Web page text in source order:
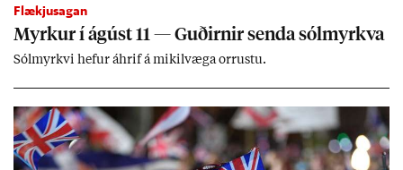
Flækjusagan
Myrk­ur í ág­úst 11 — Guð­irn­ir senda sól­myrkva
Sól­myrkvi hef­ur áhrif á mik­il­væga orr­ustu.